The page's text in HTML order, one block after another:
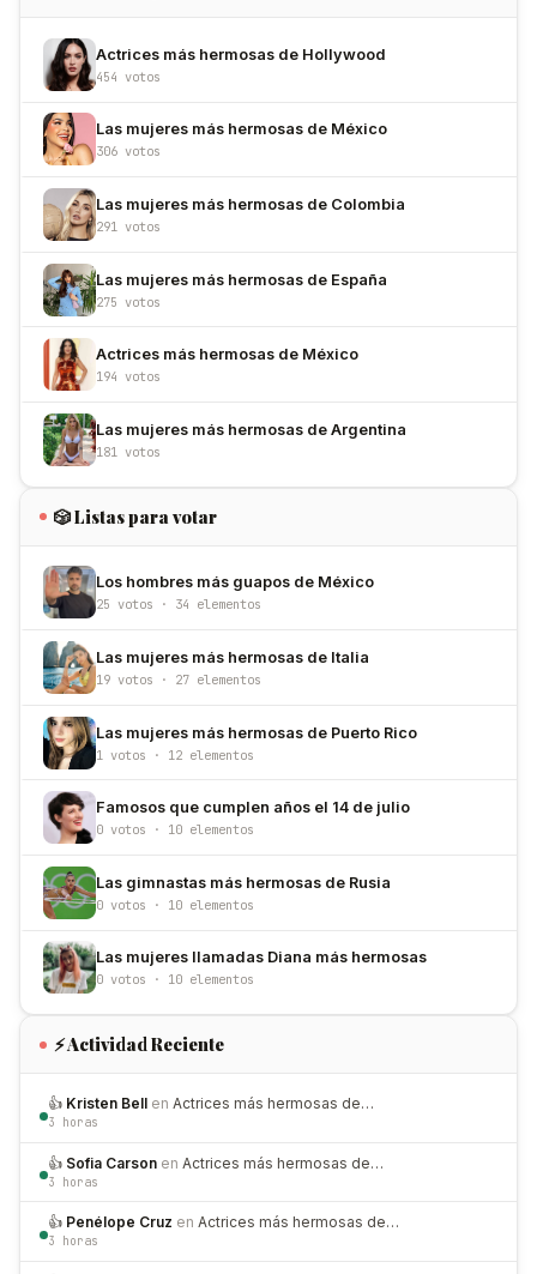
Actrices más hermosas de Hollywood
454 votos
Las mujeres más hermosas de México
306 votos
Las mujeres más hermosas de Colombia
291 votos
Las mujeres más hermosas de España
275 votos
Actrices más hermosas de México
194 votos
Las mujeres más hermosas de Argentina
181 votos
🎲 Listas para votar
Los hombres más guapos de México
25 votos · 34 elementos
Las mujeres más hermosas de Italia
19 votos · 27 elementos
Las mujeres más hermosas de Puerto Rico
1 votos · 12 elementos
Famosos que cumplen años el 14 de julio
0 votos · 10 elementos
Las gimnastas más hermosas de Rusia
0 votos · 10 elementos
Las mujeres llamadas Diana más hermosas
0 votos · 10 elementos
⚡ Actividad Reciente
👍 Kristen Bell en Actrices más hermosas de…
3 horas
👍 Sofia Carson en Actrices más hermosas de…
3 horas
👍 Penélope Cruz en Actrices más hermosas de…
3 horas